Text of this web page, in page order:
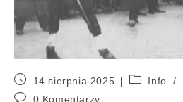
14 sierpnia 2025 Info /
0 Komentarzy